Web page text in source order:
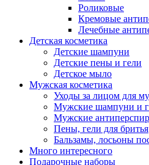
Роликовые
Кремовые
Лечебные
Детская косметика
Детские шампуни
Детские пены и гели
Детское мыло
Мужская косметика
Уходы за лицом для
Мужские шампуни и
Мужские
Пены, гели для бритья
Бальзамы, лосьоны
Много интересного
Подарочные наборы